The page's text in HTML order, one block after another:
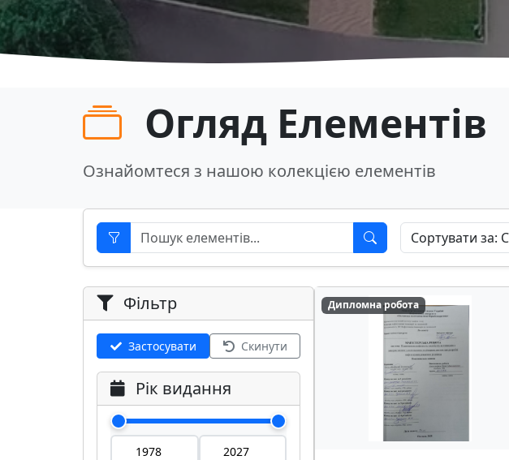
Огляд Елементів
Ознайомтеся з нашою колекцією елементів
Фільтр
Застосувати Скинути
Рік видання
Дипломна робота